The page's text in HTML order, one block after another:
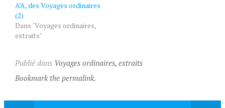
A’A, des Voyages ordinaires
(2)
Dans "Voyages ordinaires,
extraits"
Publié dans Voyages ordinaires, extraits
Bookmark the permalink.